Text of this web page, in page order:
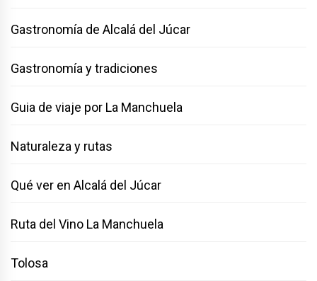
Gastronomía de Alcalá del Júcar
Gastronomía y tradiciones
Guia de viaje por La Manchuela
Naturaleza y rutas
Qué ver en Alcalá del Júcar
Ruta del Vino La Manchuela
Tolosa